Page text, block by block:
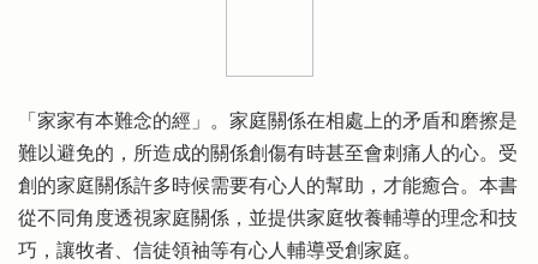
「家家有本難念的經」。家庭關係在相處上的矛盾和磨擦是
難以避免的，所造成的關係創傷有時甚至會刺痛人的心。受
創的家庭關係許多時候需要有心人的幫助，才能癒合。本書
從不同角度透視家庭關係，並提供家庭牧養輔導的理念和技
巧，讓牧者、信徒領袖等有心人輔導受創家庭。